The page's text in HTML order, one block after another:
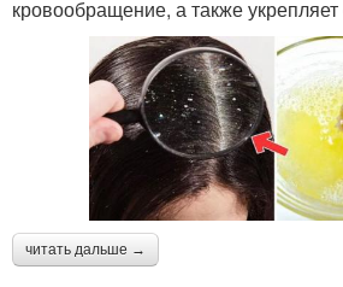
кровообращение, а также
читать дальше →